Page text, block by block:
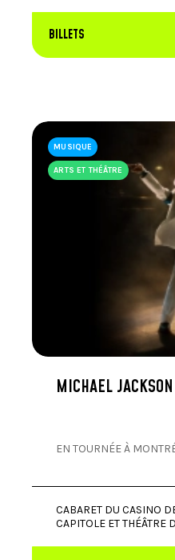
BILLETS
MUSIQUE
ARTS ET THÉÂTRE
MICHAEL
EN TOURNÉE À
CABARET DU CASINO
CAPITOLE ET THÉÂTRE